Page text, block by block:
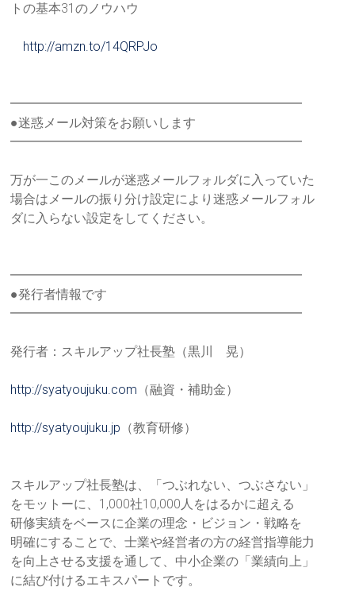
トの基本31のノウハウ
http://amzn.to/14QRPJo
━━━━━━━━━━━━━━━━━━━━━━━
●迷惑メール対策をお願いします
━━━━━━━━━━━━━━━━━━━━━━━
万が一このメールが迷惑メールフォルダに入っていた
場合はメールの振り分け設定により迷惑メールフォル
ダに入らない設定をしてください。
━━━━━━━━━━━━━━━━━━━━━━━
●発行者情報です
━━━━━━━━━━━━━━━━━━━━━━━
発行者：スキルアップ社長塾（黒川 晃）
http://syatyoujuku.com （融資・補助金）
http://syatyoujuku.jp （教育研修）
スキルアップ社長塾は、「つぶれない、つぶさない」
をモットーに、1,000社10,000人をはるかに超える
研修実績をベースに企業の理念・ビジョン・戦略を
明確にすることで、士業や経営者の方の経営指導能力
を向上させる支援を通して、中小企業の「業績向上」
に結び付けるエキスパートです。